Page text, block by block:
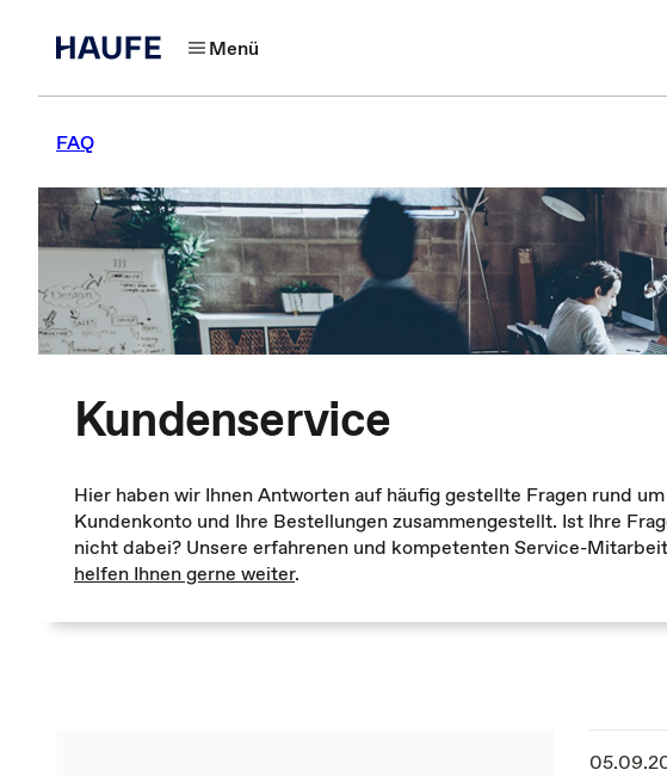
Menü
FAQ
Kundenservice
Hier haben wir Ihnen Antworten auf häufig gestellte Fragen rund
Kundenkonto und Ihre Bestellungen zusammengestellt. Ist Ihre
nicht dabei? Unsere erfahrenen und kompetenten Service-
helfen Ihnen gerne weiter.